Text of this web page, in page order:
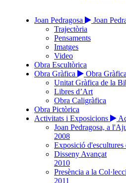
Joan Pedragosa
Joan
Trajectòria
Pensaments
Imatges
Video
Obra Escultòrica
Obra Gràfica
Obra Gràfica
Unitat Gràfica de la
Libres d’Art
Obra Caligràfica
Obra Pictòrica
Activitats i Exposicions
Joan Pedragosa, a
2008
Exposició d'escultures
Disseny Avançat
2010
Presència a la
2011